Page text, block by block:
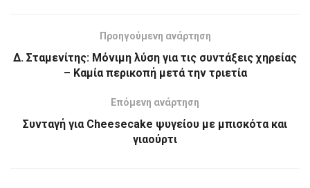
Προηγούμενη ανάρτηση
Δ. Σταμενίτης: Μόνιμη λύση για τις συντάξεις χηρείας
– Καμία περικοπή μετά την τριετία
Επόμενη ανάρτηση
Συνταγή για Cheesecake ψυγείου με μπισκότα και
γιαούρτι